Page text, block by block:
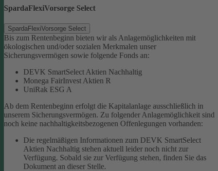
SpardaFlexiVorsorge Select
SpardaFlexiVorsorge Select
Bis zum Rentenbeginn bieten wir als Anlagemöglichkeiten mit
ökologischen und/oder sozialen Merkmalen unser
Sicherungsvermögen sowie folgende Fonds an:
DEVK SmartSelect Aktien Nachhaltig
Monega FairInvest Aktien R
UniRak ESG A
Ab dem Rentenbeginn erfolgt die Kapitalanlage ausschließlich in
unserem Sicherungsvermögen. Zu folgender Anlagemöglichkeit sind
noch keine nachhaltigkeitsbezogenen Offenlegungen vorhanden:
Die regelmäßigen Informationen zum DEVK SmartSelect
Aktien Nachhaltig stehen aktuell leider noch nicht zur
Verfügung. Sobald sie zur Verfügung stehen, finden Sie das
Dokument an dieser Stelle.